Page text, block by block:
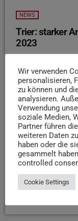
NEWS
Trier: starker
2023
der
aktuellen Bericht
Gaststätten
rund 6 Prozent
Zahlen stehe die
belaste die
Zimmer- und
eine bessere
Nachwuchs zu
Wir verwenden
personalisieren,
zu können und
analysieren.
Verwendung
soziale Medien,
Partner führen
weiteren Daten
haben oder die
gesammelt
controlled
Cookie Settings